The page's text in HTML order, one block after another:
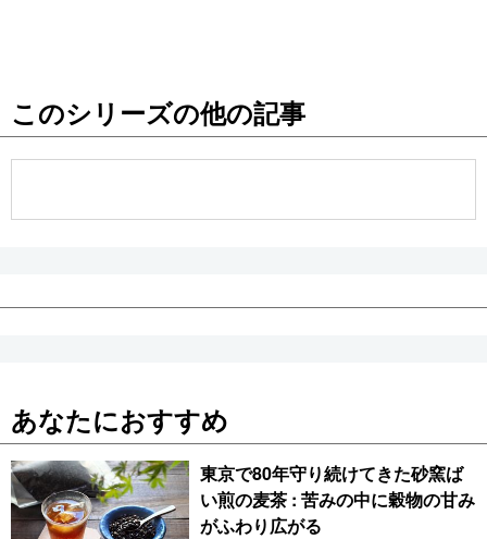
お知らせ
このシリーズの他の記事
あなたにおすすめ
東京で80年守り続けてきた砂窯ば
い煎の麦茶 : 苦みの中に穀物の甘み
がふわり広がる